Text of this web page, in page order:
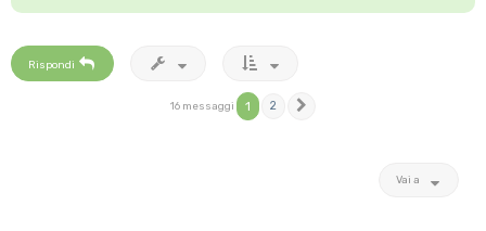
Rispondi
16 messaggi 1 2
Vai a